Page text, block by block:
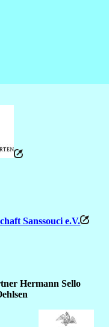
Sanssouci e.V.
Hermann Sello